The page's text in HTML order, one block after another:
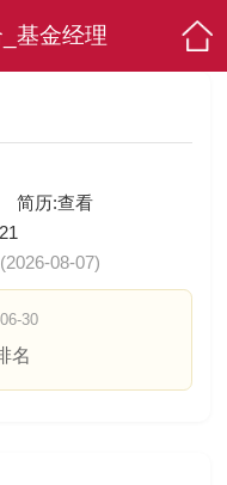
基金经理
简历:查看
(2026-08-07)
30
名